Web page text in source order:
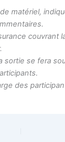
matériel,
couvrant
sortie se fera
des